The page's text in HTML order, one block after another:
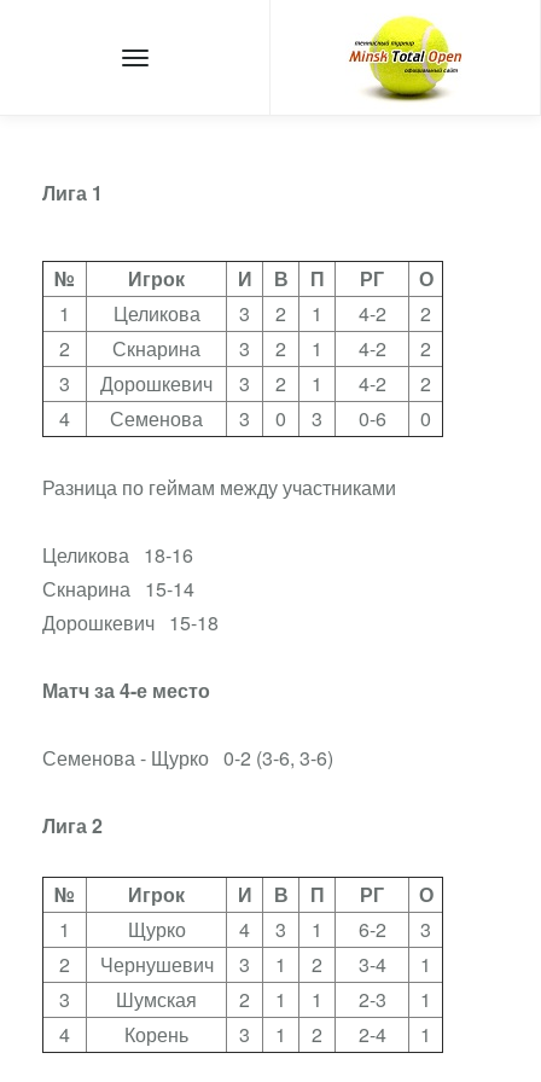
Лига 1
№ Игрок И В П РГ
О
1
Целикова 3 2 1 4-2
2
2
Скнарина 3 2 1 4-2
2
3
Дорошкевич 3 2 1 4-2
2
4
Семенова 3 0 3 0-6 0
Разница по геймам между участниками
Целикова 18-16
Скнарина 15-14
Дорошкевич 15-18
Матч за 4-е место
Семенова - Щурко 0-2 (3-6, 3-6)
Лига 2
№ Игрок И В П РГ
О
1
Щурко 4 3 1 6-2
3
2
Чернушевич 3 1 2 3-4
1
3
Шумская 2 1 1 2-3
1
4
Корень 3 1 2 2-4 1